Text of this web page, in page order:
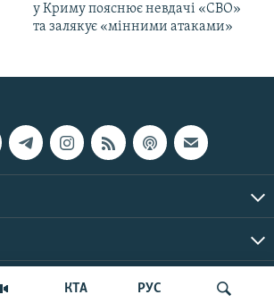
КТА РУС
у Криму пояснює невдачі «СВО»
та залякує «мінними атаками»
© Крим.Реалії, 2026 | Усі права застережено.